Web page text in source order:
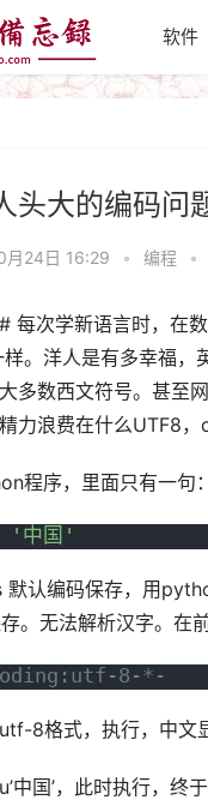
软件
头大的编码问
月24日 16:29 • 编程 •
每次学新语言时，在
。洋人是有多幸福，
多数西文符号。甚至
力浪费在什么UTF8
程序，里面只有一句：
'中国'
认编码保存，用
。无法解析汉字。在
8-*-
8格式，执行，中文
中国’，此时执行，终